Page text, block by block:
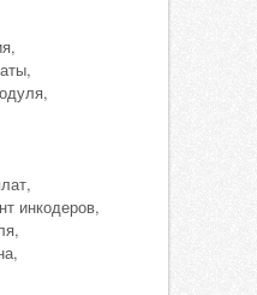
инкодеров,